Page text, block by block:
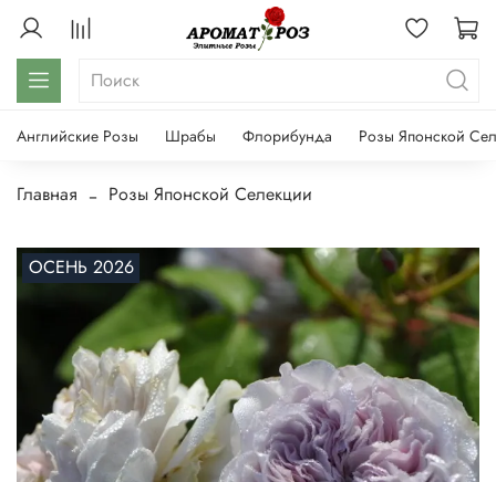
Английские Розы Шрабы Флорибунда Розы Японской
Главная Розы Японской Селекции
ОСЕНЬ 2026